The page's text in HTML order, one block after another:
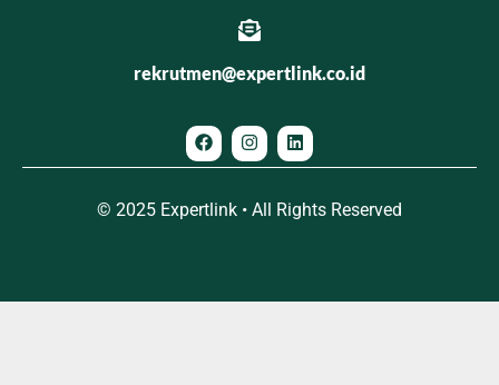
rekrutmen@expertlink.co.id
© 2025 Expertlink • All Rights Reserved